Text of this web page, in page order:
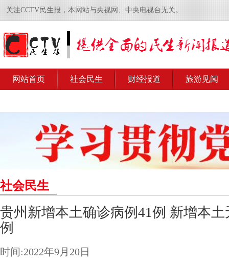
关注CCTV民生报，本网站与央视网、中央电视台无关。
网站首页 社会民生 财经报道 旅游见闻
社会民生
贵州新增本土确诊病例41例 新增本
例
时间:2022年9月20日